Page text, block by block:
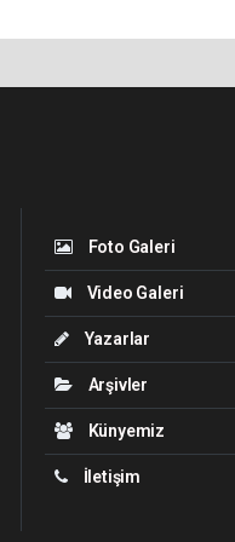
Foto Galeri
Video Galeri
Yazarlar
Arşivler
Künyemiz
İletişim